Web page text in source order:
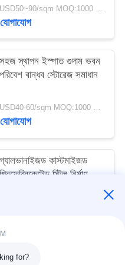
USD50~90/sqm MOQ:1000 বর্গমিটার
যোগাযোগ
সহজ স্থাপন ইস্পাত গুদাম ভবন
পরিবেশ বান্ধব স্টোরেজ সমাধান
USD40-60/sqm MOQ:1000 বর্গমিটার
যোগাযোগ
গ্যালভানাইজড কাস্টমাইজড
প্রিফেব্রিকেটেড স্টিল নির্মাণ
for?